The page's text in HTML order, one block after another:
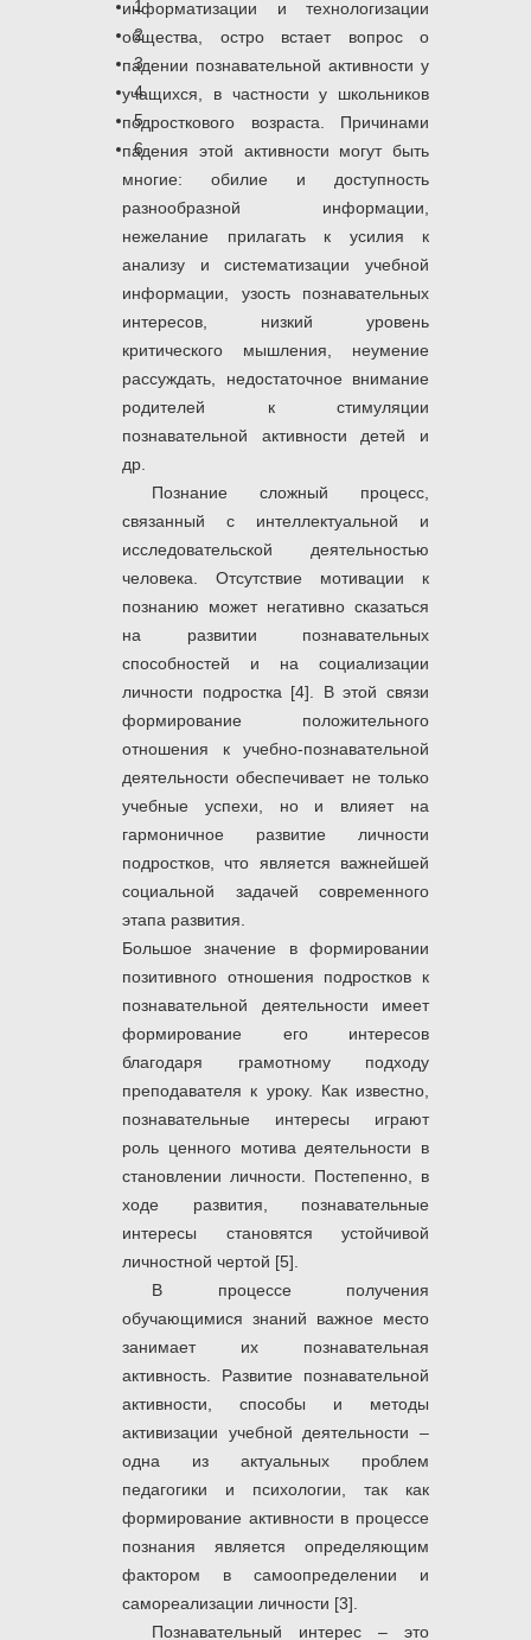
1
2
3
4
5
6
информатизации и технологизации
общества, остро встает вопрос о
падении познавательной активности у
учащихся, в частности у школьников
подросткового возраста. Причинами
падения этой активности могут быть
многие: обилие и доступность
разнообразной информации,
нежелание прилагать к усилия к
анализу и систематизации учебной
информации, узость познавательных
интересов, низкий уровень
критического мышления, неумение
рассуждать, недостаточное внимание
родителей к стимуляции
познавательной активности детей и
др.
Познание сложный процесс,
связанный с интеллектуальной и
исследовательской деятельностью
человека. Отсутствие мотивации к
познанию может негативно сказаться
на развитии познавательных
способностей и на социализации
личности подростка [4]. В этой связи
формирование положительного
отношения к учебно-познавательной
деятельности обеспечивает не только
учебные успехи, но и влияет на
гармоничное развитие личности
подростков, что является важнейшей
социальной задачей современного
этапа развития.
Большое значение в формировании
позитивного отношения подростков к
познавательной деятельности имеет
формирование его интересов
благодаря грамотному подходу
преподавателя к уроку. Как известно,
познавательные интересы играют
роль ценного мотива деятельности в
становлении личности. Постепенно, в
ходе развития, познавательные
интересы становятся устойчивой
личностной чертой [5].
В процессе получения
обучающимися знаний важное место
занимает их познавательная
активность. Развитие познавательной
активности, способы и методы
активизации учебной деятельности –
одна из актуальных проблем
педагогики и психологии, так как
формирование активности в процессе
познания является определяющим
фактором в самоопределении и
самореализации личности [3].
Познавательный интерес – это